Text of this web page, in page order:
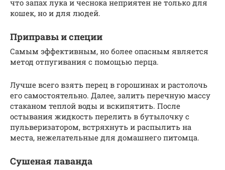
что запах лука и чеснока неприятен не только для
кошек, но и для людей.
Приправы и специи
Самым эффективным, но более опасным является
метод отпугивания с помощью перца.
Лучше всего взять перец в горошинах и растолочь
его самостоятельно. Далее, залить перечную массу
стаканом теплой воды и вскипятить. После
остывания жидкость перелить в бутылочку с
пульверизатором, встряхнуть и распылить на
места, нежелательные для домашнего питомца.
Сушеная лаванда